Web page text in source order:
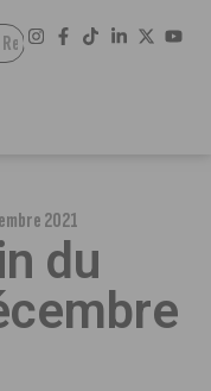
2021
du